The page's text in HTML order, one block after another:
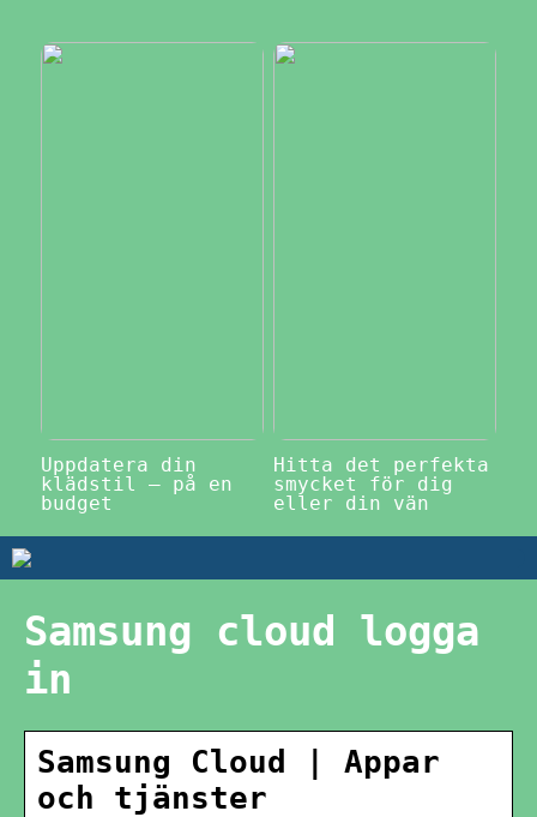
Uppdatera din
klädstil – på en
budget
Hitta det perfekta
smycket för dig
eller din vän
Samsung cloud logga
in
Samsung Cloud | Appar
och tjänster